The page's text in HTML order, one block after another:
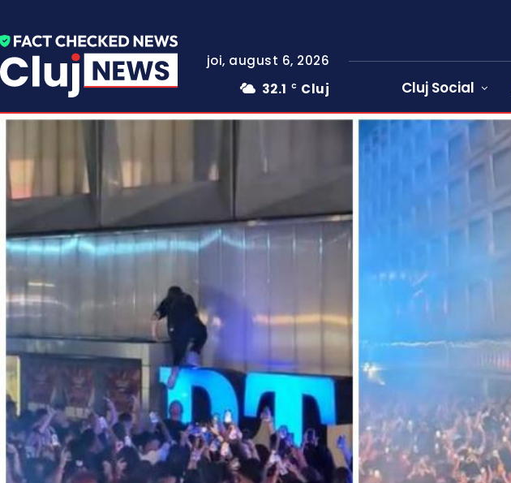
joi, august 6, 2026
32.1
C Cluj Cluj Social